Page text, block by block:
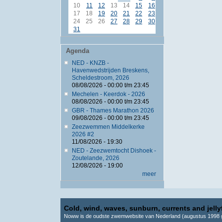
10
11 12 13 14 15
16
17
18 19 20 21 22
23
24
25 26 27 28 29
30
31
Agenda
NED - KNZB -
Havenwedstrijden Breskens,
Scheldestroom, 2026
08/08/2026 - 00:00t/m 23:45
Mechelen - Keerdok - 2026
08/08/2026 - 00:00t/m 23:45
GBR - Thames Marathon 2026
09/08/2026 - 00:00t/m 23:45
Zeezwemmen Middelkerke
2026 #2
11/08/2026 - 19:30
NED - Zeezwemtocht Dishoek -
Zoutelande, 2026
12/08/2026 - 19:00
meer
Cold, wind, waves, sunburn, currents and
Noww is de oudste zwemwebsite van Nederland (augustus 1998